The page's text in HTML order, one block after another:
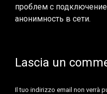
проблем с
анонимность в сети.
Lascia un
Il tuo indirizzo email non verrà